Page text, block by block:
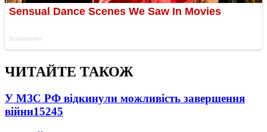
ЧИТАЙТЕ ТАКОЖ
У МЗС РФ відкинули можливість завершення
війни15245